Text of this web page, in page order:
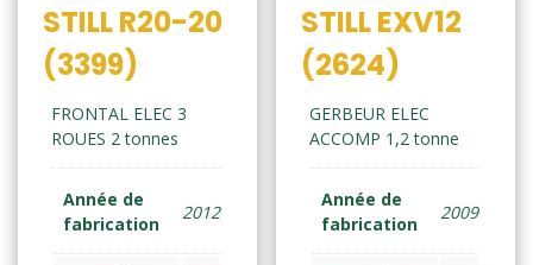
STILL R20-20
(3399)
FRONTAL ELEC 3
ROUES 2 tonnes
Année de
fabrication
2012
STILL EXV12
(2624)
GERBEUR ELEC
ACCOMP 1,2 tonne
Année de
fabrication
2009